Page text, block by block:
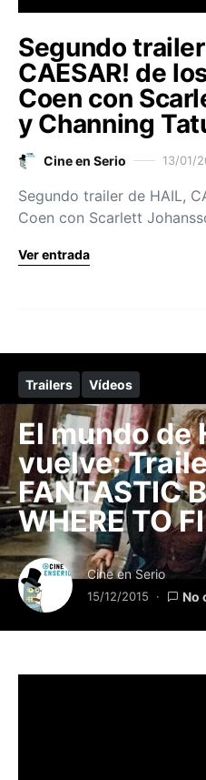
Segundo
CAESAR! de
Coen con
y Channing
Cine en Serio 13/01/
Segundo trailer de HAIL,
Coen con Scarlett
Ver entrada
Trailers Vídeos
El mundo
vuelve:
FANTASTIC
WHERE TO
Cine en Serio
15/12/2015 No